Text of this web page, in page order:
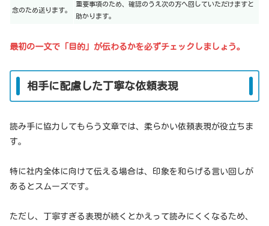
念のため送ります。
重要事項のため、確認のうえ次の方へ回していただけますと
助かります。
最初の一文で「目的」が伝わるかを必ずチェックしましょう。
相手に配慮した丁寧な依頼表現
読み手に協力してもらう文章では、柔らかい依頼表現が役立ちま
す。
特に社内全体に向けて伝える場合は、印象を和らげる言い回しが
あるとスムーズです。
ただし、丁寧すぎる表現が続くとかえって読みにくくなるため、